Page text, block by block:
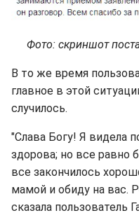
Фото: скриншот
В то же время
главное в этой
случилось.
"Слава Богу! Я видела
здорова; но все равно
все закончилось
мамой и обиду на вас.
сказала пользователь